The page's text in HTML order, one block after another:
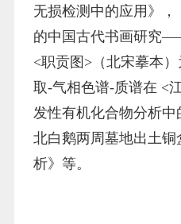
无损检测中的应用》
的中国古代书画研究
<职贡图>（北宋摹本
取-气相色谱-质谱在 <
发性有机化合物分析中
北白鹅两周墓地出土
析》等。